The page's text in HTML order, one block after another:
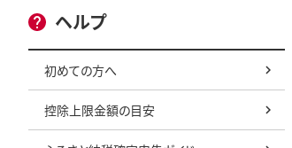
ヘルプ
初めての方へ
控除上限金額の目安